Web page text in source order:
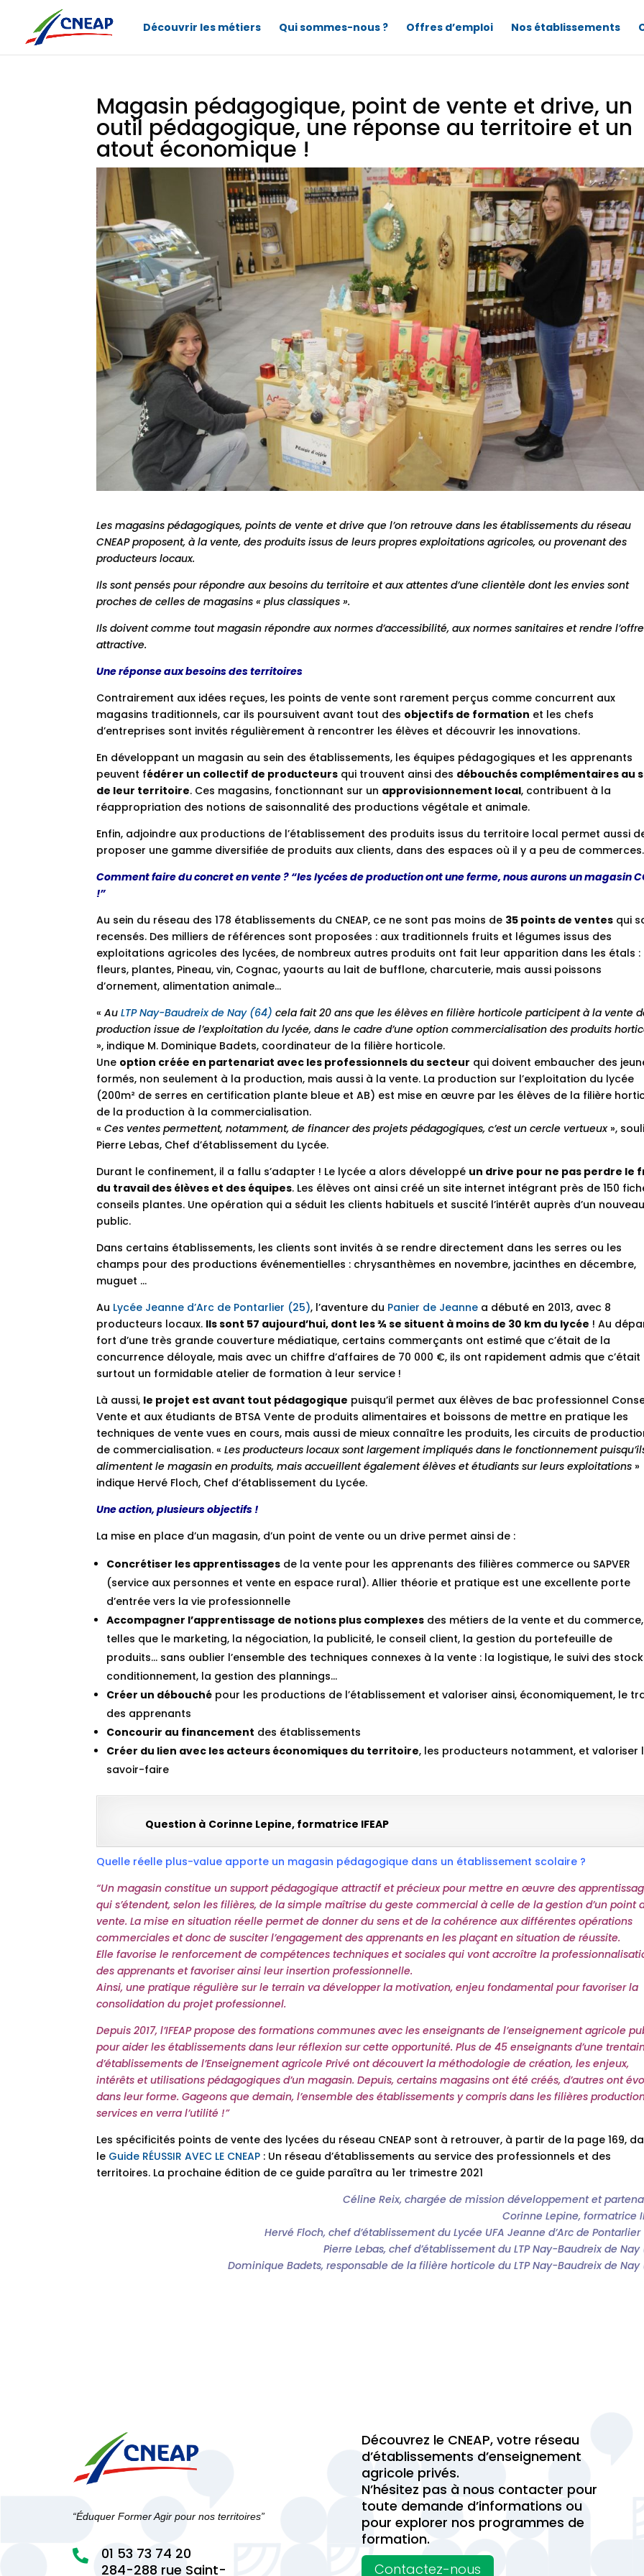
Découvrir les métiers Qui sommes-nous ? Offres d’emploi Nos établissements
Magasin pédagogique, point de vente et drive, un
outil pédagogique, une réponse au territoire et un
atout économique !
Les magasins pédagogiques, points de vente et drive que l’on retrouve dans les établissements du réseau
CNEAP proposent, à la vente, des produits issus de leurs propres exploitations agricoles, ou provenant des
producteurs locaux.
Ils sont pensés pour répondre aux besoins du territoire et aux attentes d’une clientèle dont les envies sont
proches de celles de magasins « plus classiques ».
Ils doivent comme tout magasin répondre aux normes d’accessibilité, aux normes sanitaires et rendre l’offre
attractive.
Une réponse aux besoins des territoires
Contrairement aux idées reçues, les points de vente sont rarement perçus comme concurrent aux
magasins traditionnels, car ils poursuivent avant tout des objectifs de formation et les chefs
d’entreprises sont invités régulièrement à rencontrer les élèves et découvrir les innovations.
En développant un magasin au sein des établissements, les équipes pédagogiques et les apprenants
peuvent fédérer un collectif de producteurs qui trouvent ainsi des débouchés complémentaires au
de leur territoire. Ces magasins, fonctionnant sur un approvisionnement local, contribuent à la
réappropriation des notions de saisonnalité des productions végétale et animale.
Enfin, adjoindre aux productions de l’établissement des produits issus du territoire local permet aussi
proposer une gamme diversifiée de produits aux clients, dans des espaces où il y a peu de commerces.
Comment faire du concret en vente ? “les lycées de production ont une ferme, nous aurons un magasin
!”
Au sein du réseau des 178 établissements du CNEAP, ce ne sont pas moins de 35 points de ventes qui
recensés. Des milliers de références sont proposées : aux traditionnels fruits et légumes issus des
exploitations agricoles des lycées, de nombreux autres produits ont fait leur apparition dans les étals :
fleurs, plantes, Pineau, vin, Cognac, yaourts au lait de bufflone, charcuterie, mais aussi poissons
d’ornement, alimentation animale…
«AuLTP Nay-Baudreix de Nay (64) cela fait 20 ans que les élèves en filière horticole participent à la vente
production issue de l’exploitation du lycée, dans le cadre d’une option commercialisation des produits
», indique M. Dominique Badets, coordinateur de la filière horticole.
Une option créée en partenariat avec les professionnels du secteur qui doivent embaucher des
formés, non seulement à la production, mais aussi à la vente. La production sur l’exploitation du lycée
(200m² de serres en certification plante bleue et AB) est mise en œuvre par les élèves de la filière
de la production à la commercialisation.
«Ces ventes permettent, notamment, de financer des projets pédagogiques, c’est un cercle vertueux»,
Pierre Lebas, Chef d’établissement du Lycée.
Durant le confinement, il a fallu s’adapter ! Le lycée a alors développé un drive pour ne pas perdre le
du travail des élèves et des équipes. Les élèves ont ainsi créé un site internet intégrant près de 150
conseils plantes. Une opération qui a séduit les clients habituels et suscité l’intérêt auprès d’un nouveau
public.
Dans certains établissements, les clients sont invités à se rendre directement dans les serres ou les
champs pour des productions événementielles : chrysanthèmes en novembre, jacinthes en décembre,
muguet …
Au Lycée Jeanne d’Arc de Pontarlier (25), l’aventure du Panier de Jeanne a débuté en 2013, avec 8
producteurs locaux. Ils sont 57 aujourd’hui, dont les ¾ se situent à moins de 30 km du lycée ! Au
fort d’une très grande couverture médiatique, certains commerçants ont estimé que c’était de la
concurrence déloyale, mais avec un chiffre d’affaires de 70 000 €, ils ont rapidement admis que c’était
surtout un formidable atelier de formation à leur service !
Là aussi, le projet est avant tout pédagogique puisqu’il permet aux élèves de bac professionnel
Vente et aux étudiants de BTSA Vente de produits alimentaires et boissons de mettre en pratique les
techniques de vente vues en cours, mais aussi de mieux connaître les produits, les circuits de
de commercialisation. «Les producteurs locaux sont largement impliqués dans le fonctionnement
alimentent le magasin en produits, mais accueillent également élèves et étudiants sur leurs exploitations »
indique Hervé Floch, Chef d’établissement du Lycée.
Une action, plusieurs objectifs !
La mise en place d’un magasin, d’un point de vente ou un drive permet ainsi de :
Concrétiser les apprentissages de la vente pour les apprenants des filières commerce ou SAPVER
(service aux personnes et vente en espace rural). Allier théorie et pratique est une excellente porte
d’entrée vers la vie professionnelle
Accompagner l’apprentissage de notions plus complexes des métiers de la vente et du commerce,
telles que le marketing, la négociation, la publicité, le conseil client, la gestion du portefeuille de
produits… sans oublier l’ensemble des techniques connexes à la vente : la logistique, le suivi des
conditionnement, la gestion des plannings…
Créer un débouché pour les productions de l’établissement et valoriser ainsi, économiquement, le
des apprenants
Concourir au financement des établissements
Créer du lien avec les acteurs économiques du territoire, les producteurs notamment, et valoriser
savoir-faire
Question à Corinne Lepine, formatrice IFEAP
Quelle réelle plus-value apporte un magasin pédagogique dans un établissement scolaire ?
“Un magasin constitue un support pédagogique attractif et précieux pour mettre en œuvre des
qui s’étendent, selon les filières, de la simple maîtrise du geste commercial à celle de la gestion d’un point
vente.La mise en situation réelle permet de donner du sens et de la cohérence aux différentes opérations
commerciales et donc de susciter l’engagement des apprenants en les plaçant en situation de réussite.
Elle favorise le renforcement de compétences techniques et sociales qui vont accroître la
des apprenants et favoriser ainsi leur insertion professionnelle.
Ainsi, une pratique régulière sur le terrain va développer la motivation, enjeu fondamental pour favoriser la
consolidation du projet professionnel.
Depuis 2017, l’IFEAPpropose des formations communes avec les enseignants de l’enseignement agricole
pour aider les établissements dans leur réflexion sur cette opportunité. Plus de 45 enseignants d’une
d’établissements de l’Enseignement agricole Privé ont découvert la méthodologie de création, les enjeux,
intérêts et utilisations pédagogiques d’un magasin. Depuis, certains magasins ont été créés, d’autres ont
dans leur forme. Gageons que demain, l’ensemble des établissements y compris dans les filières
services en verra l’utilité !”
Les spécificités points de vente des lycées du réseau CNEAP sont à retrouver, à partir de la page 169,
le Guide RÉUSSIR AVEC LE CNEAP : Un réseau d’établissements au service des professionnels et des
territoires. La prochaine édition de ce guide paraîtra au 1er trimestre 2021
Céline Reix, chargée de mission développement et
Corinne Lepine, formatrice
Hervé Floch, chef d’établissement du Lycée UFA Jeanne d’Arc de
Pierre Lebas, chef d’établissement du LTP Nay-Baudreix de
Dominique Badets, responsable de la filière horticole du LTP Nay-Baudreix de
“Éduquer Former Agir pour nos territoires”

284-288 rue Saint-
01 53 73 74 20
Découvrez le CNEAP, votre réseau
d’établissements d’enseignement
agricole privés.
N’hésitez pas à nous contacter pour
toute demande d’informations ou
pour explorer nos programmes de
formation.
Contactez-nous